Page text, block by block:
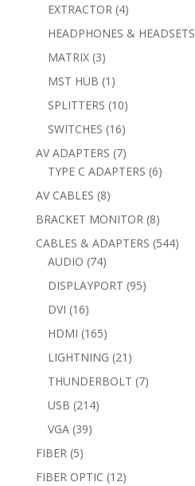
EXTRACTOR 44
products
HEADPHONES & HEADSETS
MATRIX 33
products
MST HUB 1 1
product
SPLITTERS 1010
products
SWITCHES 1616
products
AV ADAPTERS 77
products
TYPE C ADAPTERS 66
AV CABLES 88
products
BRACKET MONITOR 88
products
CABLES & ADAPTERS 544544
AUDIO 7474
products
DISPLAYPORT 9595
DVI 1616
products
HDMI 165165
products
LIGHTNING 21 21
products
THUNDERBOLT 77
USB 214214
VGA 3939
FIBER 55
products
FIBER OPTIC 1212